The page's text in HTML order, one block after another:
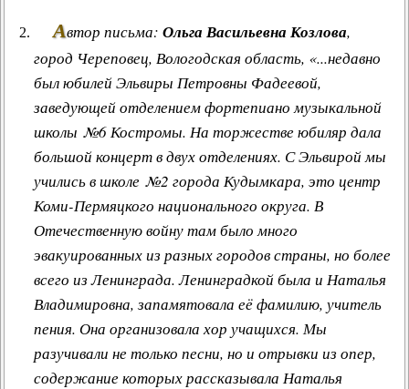
Автор письма: Ольга Васильевна Козлова,
город Череповец, Вологодская область, «...недавно
был юбилей Эльвиры Петровны Фадеевой,
заведующей отделением фортепиано музыкальной
школы №6 Костромы. На торжестве юбиляр дала
большой концерт в двух отделениях. С Эльвирой мы
учились в школе №2 города Кудымкара, это центр
Коми-Пермяцкого национального округа. В
Отечественную войну там было много
эвакуированных из разных городов страны, но более
всего из Ленинграда. Ленинградкой была и Наталья
Владимировна, запамятовала её фамилию, учитель
пения. Она организовала хор учащихся. Мы
разучивали не только песни, но и отрывки из опер,
содержание которых рассказывала Наталья